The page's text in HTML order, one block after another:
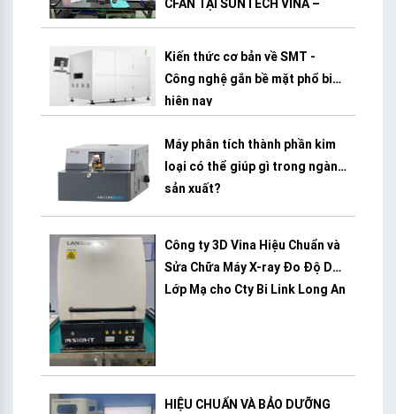
CFAN TẠI SUNTECH VINA –
BÌNH DƯƠNG
Kiến thức cơ bản về SMT -
Công nghệ gắn bề mặt phổ biến
hiện nay
Máy phân tích thành phần kim
loại có thể giúp gì trong ngành
sản xuất?
Công ty 3D Vina Hiệu Chuẩn và
Sửa Chữa Máy X-ray Đo Độ Dày
Lớp Mạ cho Cty Bi Link Long An
HIỆU CHUẨN VÀ BẢO DƯỠNG